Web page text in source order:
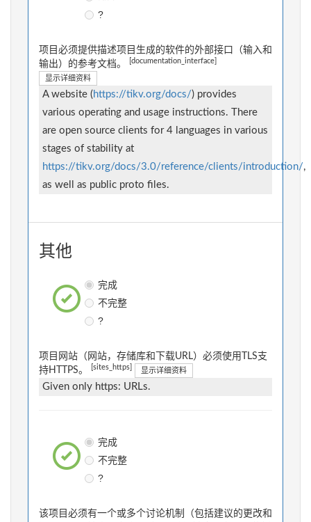
?
项目必须提供描述项目生成的软件的外部接口（输入和
输出）的参考文档。
[documentation_interface]
显示详细资料
A website ( https://tikv.org/docs/) provides
various operating and usage instructions. There
are open source clients for 4 languages in various
stages of stability at
https://tikv.org/docs/3.0/reference/clients/introduction/,
as well as public proto files.
其他
完成
不完整
?
项目网站（网站，存储库和下载URL）必须使用TLS支
持HTTPS。
[sites_https] 显示详细资料
Given only https: URLs.
完成
不完整
?
该项目必须有一个或多个讨论机制（包括建议的更改和